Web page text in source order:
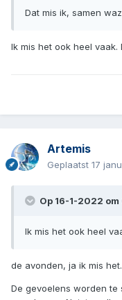
Dat mis ik, samen
Ik mis het ook heel
Artemis
Geplaatst 17
Op 16-1-2022
Ik mis het ook heel
de avonden, ja ik mis het.
De gevoelens worden te